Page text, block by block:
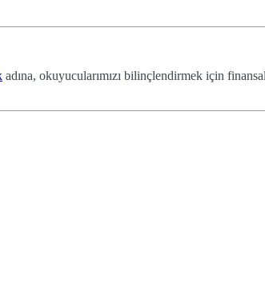
adına, okuyucularımızı bilinçlendirmek için